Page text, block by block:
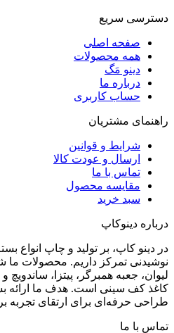
دسترسی سریع
صفحه اصلی
همه محصولات
دینو مَگ
درباره ما
حساب کاربری
راهنمای مشتریان
شرایط و قوانین
ارسال و عودت کالا
تماس با ما
مقایسه محصول
سبد خرید
درباره دینوکاپ
در دینو کاپ، بر تولید و چاپ انواع
نوشیدنی تمرکز داریم. محصولات ما
لیوان، جعبه همبرگر، پیتزا،
کاغذ کف سینی است. هدف ما ارائه
طراحی حرفه‌ای برای ارتقای تجربه
تماس با ما